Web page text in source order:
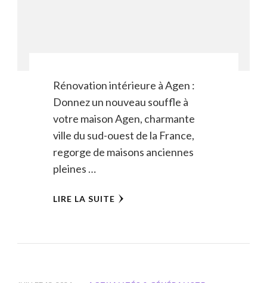
Rénovation intérieure à Agen :
Donnez un nouveau souffle à
votre maison Agen, charmante
ville du sud-ouest de la France,
regorge de maisons anciennes
pleines …
LIRE LA SUITE